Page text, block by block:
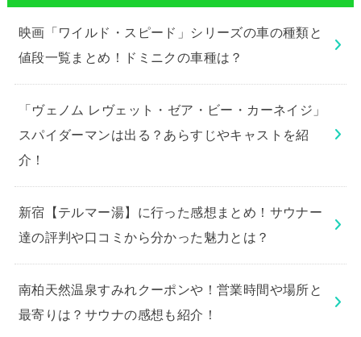
映画「ワイルド・スピード」シリーズの車の種類と
値段一覧まとめ！ドミニクの車種は？
「ヴェノム レヴェット・ゼア・ビー・カーネイジ」
スパイダーマンは出る？あらすじやキャストを紹
介！
新宿【テルマー湯】に行った感想まとめ！サウナー
達の評判や口コミから分かった魅力とは？
南柏天然温泉すみれクーポンや！営業時間や場所と
最寄りは？サウナの感想も紹介！